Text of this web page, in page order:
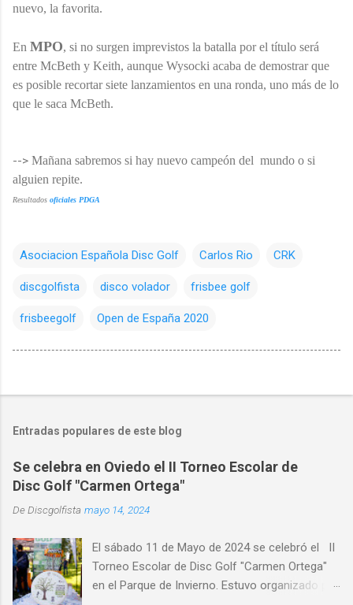
nuevo, la favorita.
En MPO, si no surgen imprevistos la batalla por el título será
entre McBeth y Keith, aunque Wysocki acaba de demostrar que
es posible recortar siete lanzamientos en una ronda, uno más de lo
que le saca McBeth.
--> Mañana sabremos si hay nuevo campeón del mundo o si
alguien repite.
Resultados oficiales PDGA
Asociacion Española Disc Golf Carlos Rio CRK
discgolfista disco volador frisbee golf
frisbeegolf Open de España 2020
Entradas populares de este blog
Se celebra en Oviedo el II Torneo Escolar de
Disc Golf "Carmen Ortega"
DeDiscgolfista mayo 14, 2024
El sábado 11 de Mayo de 2024 se celebró el II
Torneo Escolar de Disc Golf "Carmen Ortega"
en el Parque de Invierno. Estuvo organizado por